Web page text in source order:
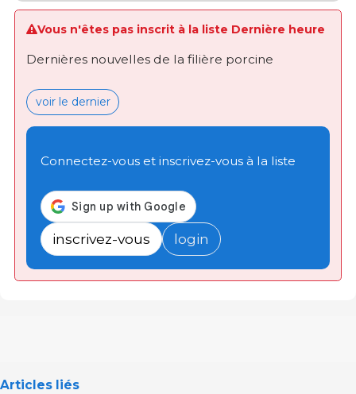
Vous n'êtes pas inscrit à la liste Dernière heure
Dernières nouvelles de la filière porcine
voir le dernier
Connectez-vous et inscrivez-vous à la liste
inscrivez-vous login
Articles liés